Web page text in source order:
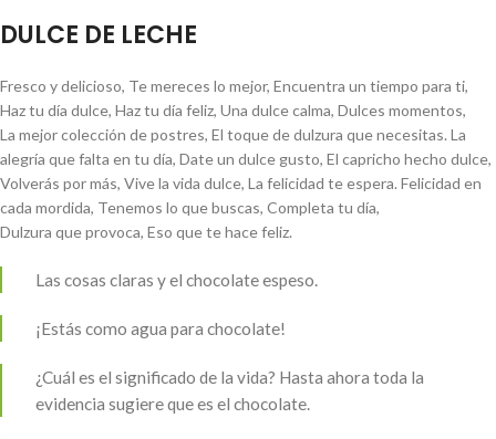
DULCE DE LECHE
Fresco y delicioso, Te mereces lo mejor, Encuentra un tiempo para ti,
Haz tu día dulce, Haz tu día feliz, Una dulce calma, Dulces momentos,
La mejor colección de postres, El toque de dulzura que necesitas. La
alegría que falta en tu día, Date un dulce gusto, El capricho hecho dulce,
Volverás por más, Vive la vida dulce, La felicidad te espera. Felicidad en
cada mordida, Tenemos lo que buscas, Completa tu día,
Dulzura que provoca, Eso que te hace feliz.
Las cosas claras y el chocolate espeso.
¡Estás como agua para chocolate!
¿Cuál es el significado de la vida? Hasta ahora toda la
evidencia sugiere que es el chocolate.